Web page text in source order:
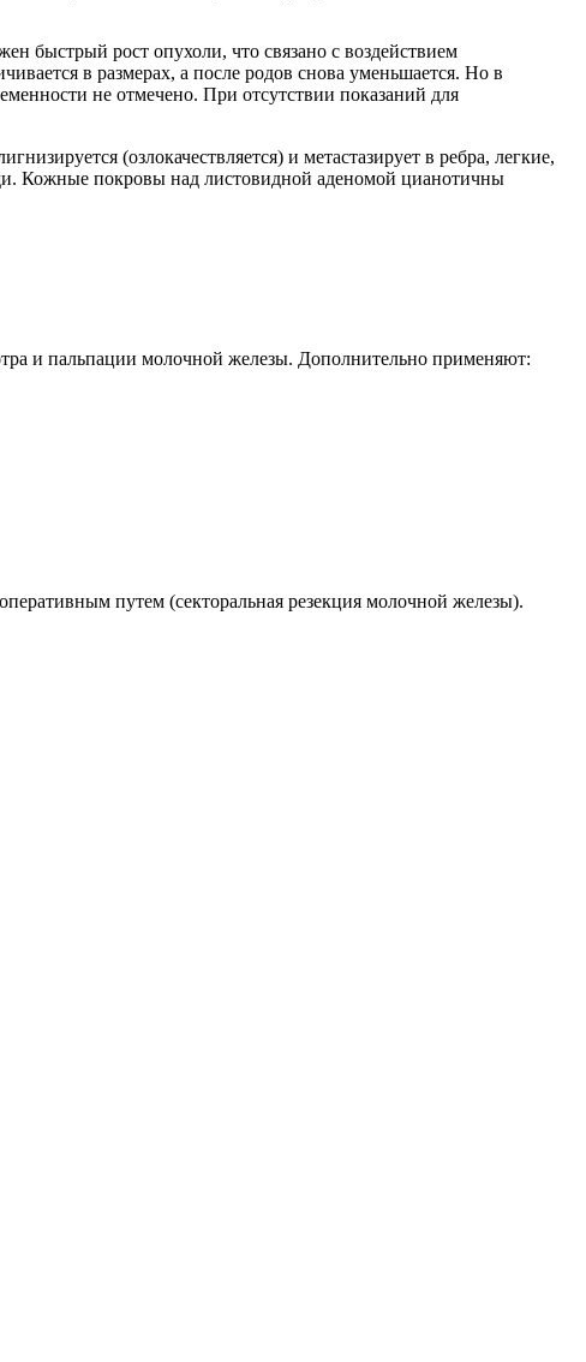
быстрый рост опухоли, что связано с воздействием
в размерах, а после родов снова уменьшается. Но в
не отмечено. При отсутствии показаний для
(озлокачествляется) и метастазирует в ребра, легкие,
Кожные покровы над листовидной аденомой цианотичны
и пальпации молочной железы. Дополнительно применяют:
путем (секторальная резекция молочной железы).